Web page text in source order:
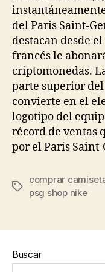
del Paris Saint-
destacan desde
francés le
criptomonedas.
parte superior
convierte en el
logotipo del
récord de ventas
por el Paris
Etiquetas
comprar
psg shop nike
Buscar